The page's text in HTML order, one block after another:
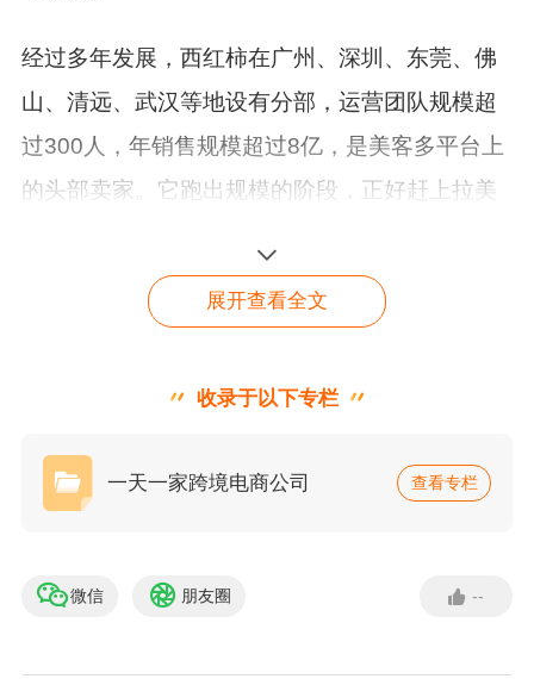
经过多年发展，西红柿在广州、深圳、东莞、佛
山、清远、武汉等地设有分部，运营团队规模超
过300人，年销售规模超过8亿，是美客多平台上
的头部卖家 。它跑出规模的阶段，正好赶上拉美
的年增长率接近40%。
中山的产业带提供了成本基础
理解西红柿，绕不开中山。这座城市有大量传统
找不到你所需的内容？在
点击咨询
展开查看全文
收录于以下专栏
一天一家跨境电商公司 查看专栏
微信 朋友圈 --